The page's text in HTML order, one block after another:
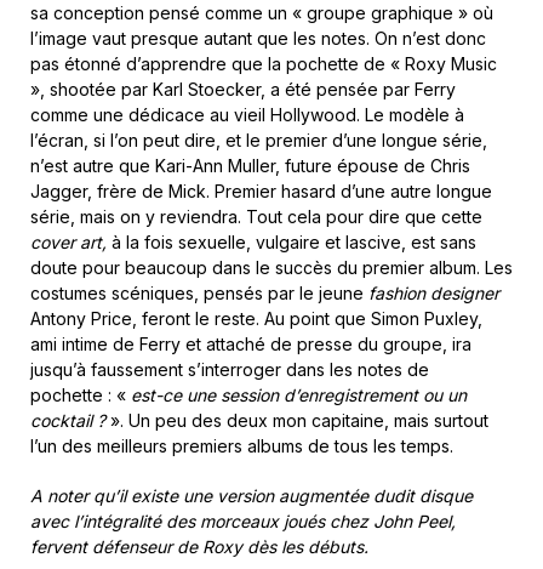
sa conception pensé comme un « groupe graphique » où
l’image vaut presque autant que les notes. On n’est donc
pas étonné d’apprendre que la pochette de « Roxy Music
», shootée par Karl Stoecker, a été pensée par Ferry
comme une dédicace au vieil Hollywood. Le modèle à
l’écran, si l’on peut dire, et le premier d’une longue série,
n’est autre que Kari-Ann Muller, future épouse de Chris
Jagger, frère de Mick. Premier hasard d’une autre longue
série, mais on y reviendra. Tout cela pour dire que cette
cover art, à la fois sexuelle, vulgaire et lascive, est sans
doute pour beaucoup dans le succès du premier album. Les
costumes scéniques, pensés par le jeune fashion designer
Antony Price, feront le reste. Au point que Simon Puxley,
ami intime de Ferry et attaché de presse du groupe, ira
jusqu’à faussement s’interroger dans les notes de
pochette : « est-ce une session d’enregistrement ou un
cocktail ?». Un peu des deux mon capitaine, mais surtout
l’un des meilleurs premiers albums de tous les temps.
A noter qu’il existe une version augmentée dudit disque
avec l’intégralité des morceaux joués chez John Peel,
fervent défenseur de Roxy dès les débuts.